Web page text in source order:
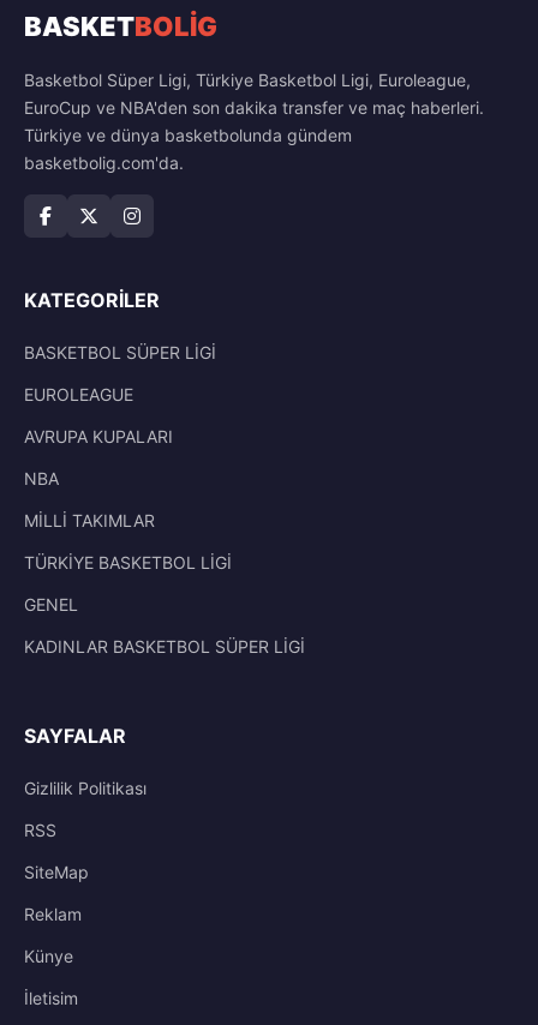
BASKETBOLİG
Basketbol Süper Ligi, Türkiye Basketbol Ligi, Euroleague,
EuroCup ve NBA'den son dakika transfer ve maç haberleri.
Türkiye ve dünya basketbolunda gündem
basketbolig.com'da.
KATEGORILER
BASKETBOL SÜPER LİGİ
EUROLEAGUE
AVRUPA KUPALARI
NBA
MİLLİ TAKIMLAR
TÜRKİYE BASKETBOL LİGİ
GENEL
KADINLAR BASKETBOL SÜPER LİGİ
SAYFALAR
Gizlilik Politikası
RSS
SiteMap
Reklam
Künye
İletisim